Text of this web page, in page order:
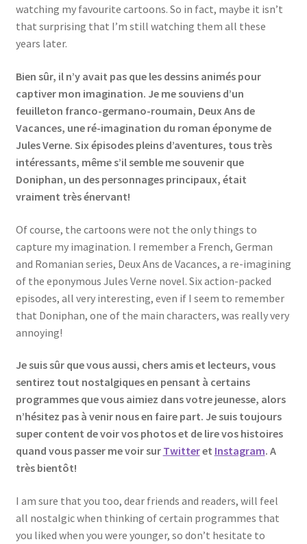
watching my favourite cartoons. So in fact, maybe it isn’t
that surprising that I’m still watching them all these
years later.
Bien sûr, il n’y avait pas que les dessins animés pour
captiver mon imagination. Je me souviens d’un
feuilleton franco-germano-roumain, Deux Ans de
Vacances, une ré-imagination du roman éponyme de
Jules Verne. Six épisodes pleins d’aventures, tous très
intéressants, même s’il semble me souvenir que
Doniphan, un des personnages principaux, était
vraiment très énervant!
Of course, the cartoons were not the only things to
capture my imagination. I remember a French, German
and Romanian series, Deux Ans de Vacances, a re-imagining
of the eponymous Jules Verne novel. Six action-packed
episodes, all very interesting, even if I seem to remember
that Doniphan, one of the main characters, was really very
annoying!
Je suis sûr que vous aussi, chers amis et lecteurs, vous
sentirez tout nostalgiques en pensant à certains
programmes que vous aimiez dans votre jeunesse, alors
n’hésitez pas à venir nous en faire part. Je suis toujours
super content de voir vos photos et de lire vos histoires
quand vous passer me voir sur Twitteret Instagram. A
très bientôt!
I am sure that you too, dear friends and readers, will feel
all nostalgic when thinking of certain programmes that
you liked when you were younger, so don’t hesitate to